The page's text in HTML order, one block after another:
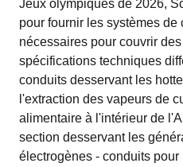
Jeux olympiques de 2026,
pour fournir les systèmes de
nécessaires pour couvrir
spécifications techniques
conduits desservant les
l'extraction des vapeurs de
alimentaire à l'intérieur de
section desservant les
électrogènes - conduits